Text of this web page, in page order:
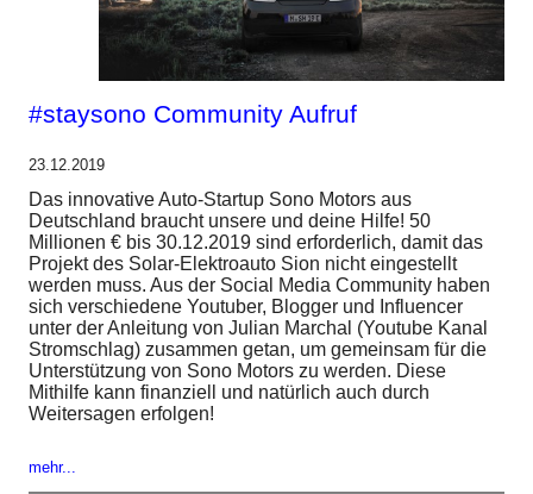
#staysono Community Aufruf
23.12.2019
Das innovative Auto-Startup Sono Motors aus
Deutschland braucht unsere und deine Hilfe! 50
Millionen € bis 30.12.2019 sind erforderlich, damit das
Projekt des Solar-Elektroauto Sion nicht eingestellt
werden muss. Aus der Social Media Community haben
sich verschiedene Youtuber, Blogger und Influencer
unter der Anleitung von Julian Marchal (Youtube Kanal
Stromschlag) zusammen getan, um gemeinsam für die
Unterstützung von Sono Motors zu werden. Diese
Mithilfe kann finanziell und natürlich auch durch
Weitersagen erfolgen!
mehr...